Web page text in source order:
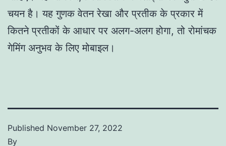
चयन है। यह गुणक वेतन रेखा और प्रतीक के प्रकार में
कितने प्रतीकों के आधार पर अलग-अलग होगा, तो रोमांचक
गेमिंग अनुभव के लिए मोबाइल।
Published November 27, 2022
By